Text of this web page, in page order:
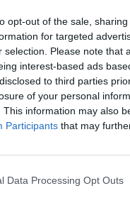
opt-out of the sale,
for targeted
selection. Please note that
interest-based ads
to third parties
of your personal
This information may also
Participants that may
Data Processing Opt Outs
Iohannis către
stradă.